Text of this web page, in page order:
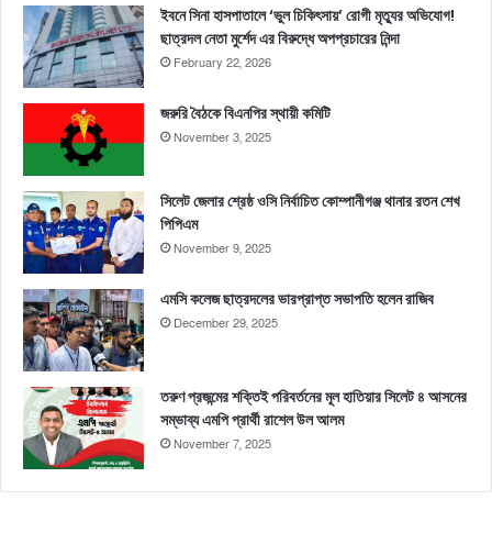
ইবনে সিনা হাসপাতালে ‘ভুল চিকিৎসায়’ রোগী মৃত্যুর অভিযোগ!
ছাত্রদল নেতা মুর্শেদ এর বিরুদ্ধে অপপ্রচারের নিন্দা
February 22, 2026
জরুরি বৈঠকে বিএনপির স্থায়ী কমিটি
November 3, 2025
সিলেট জেলার শ্রেষ্ঠ ওসি নির্বাচিত কোম্পানীগঞ্জ থানার রতন শেখ
পিপিএম
November 9, 2025
এমসি কলেজ ছাত্রদলের ভারপ্রাপ্ত সভাপতি হলেন রাজিব
December 29, 2025
তরুণ প্রজন্মের শক্তিই পরিবর্তনের মূল হাতিয়ার সিলেট ৪ আসনের
সম্ভাব্য এমপি প্রার্থী রাশেল উল আলম
November 7, 2025